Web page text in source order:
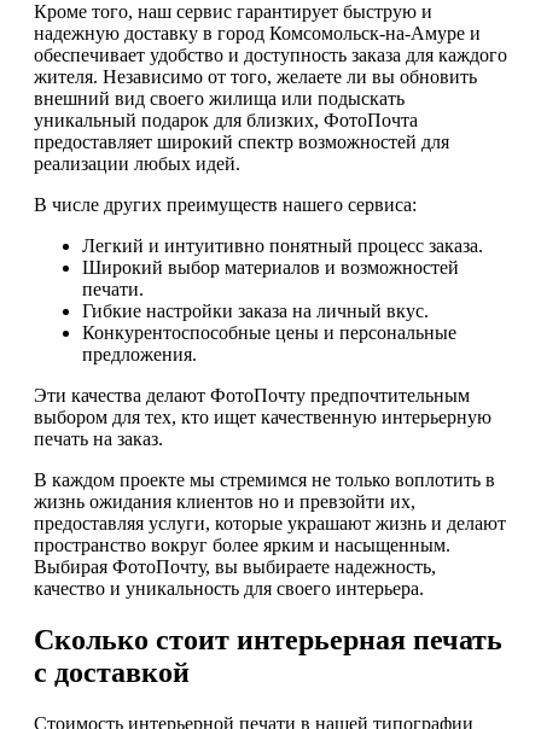
Кроме того, наш сервис гарантирует быструю и
надежную доставку в город Комсомольск-на-Амуре и
обеспечивает удобство и доступность заказа для каждого
жителя. Независимо от того, желаете ли вы обновить
внешний вид своего жилища или подыскать
уникальный подарок для близких, ФотоПочта
предоставляет широкий спектр возможностей для
реализации любых идей.
В числе других преимуществ нашего сервиса:
Легкий и интуитивно понятный процесс заказа.
Широкий выбор материалов и возможностей
печати.
Гибкие настройки заказа на личный вкус.
Конкурентоспособные цены и персональные
предложения.
Эти качества делают ФотоПочту предпочтительным
выбором для тех, кто ищет качественную интерьерную
печать на заказ.
В каждом проекте мы стремимся не только воплотить в
жизнь ожидания клиентов но и превзойти их,
предоставляя услуги, которые украшают жизнь и делают
пространство вокруг более ярким и насыщенным.
Выбирая ФотоПочту, вы выбираете надежность,
качество и уникальность для своего интерьера.
Сколько стоит интерьерная печать
с доставкой
Стоимость интерьерной печати в нашей типографии